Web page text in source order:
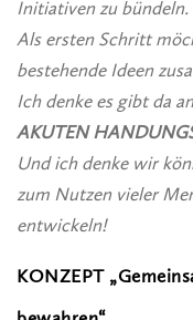
Initiativen zu bündeln.
Als ersten Schritt
bestehende Ideen
Ich denke es gibt da
AKUTEN
Und ich denke wir
zum Nutzen vieler
entwickeln!
KONZEPT